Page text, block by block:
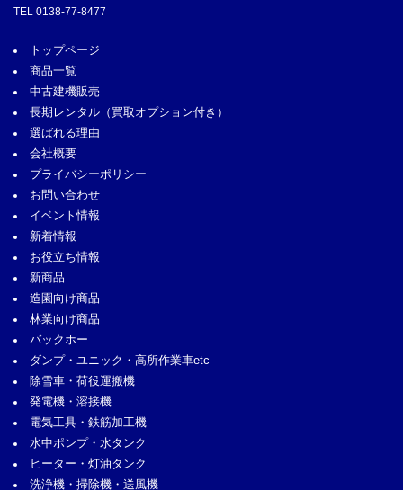
TEL 0138-77-8477
トップページ
商品一覧
中古建機販売
長期レンタル（買取オプション付き）
選ばれる理由
会社概要
プライバシーポリシー
お問い合わせ
イベント情報
新着情報
お役立ち情報
新商品
造園向け商品
林業向け商品
バックホー
ダンプ・ユニック・高所作業車etc
除雪車・荷役運搬機
発電機・溶接機
電気工具・鉄筋加工機
水中ポンプ・水タンク
ヒーター・灯油タンク
洗浄機・掃除機・送風機